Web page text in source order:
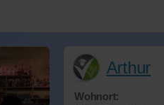
Arthur
Wohnort: